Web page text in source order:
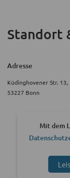
Standort
Adresse
Küdinghovener Str. 13,
53227 Bonn
Mit dem